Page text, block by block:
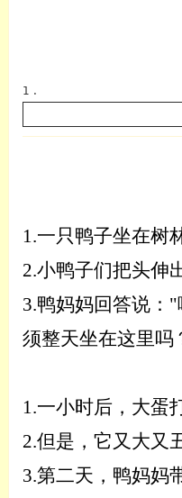
1 .
1.一只鸭子坐在树
2.小鸭子们把头伸
3.鸭妈妈回答说： "
须整天坐在这里吗
1.一小时后，大蛋
2.但是，它又大又
3.第二天，鸭妈妈